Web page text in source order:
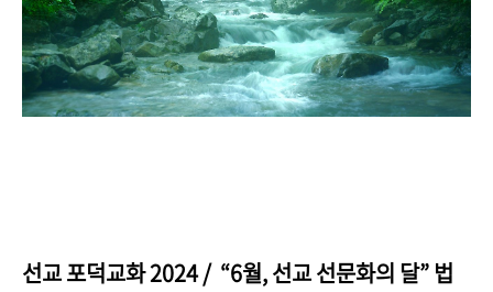
선교 포덕교화 2024 / “6월, 선교 선문화의 달” 법